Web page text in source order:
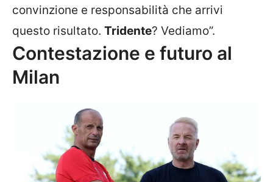
convinzione e responsabilità che arrivi
questo risultato. Tridente? Vediamo”.
Contestazione e futuro al
Milan